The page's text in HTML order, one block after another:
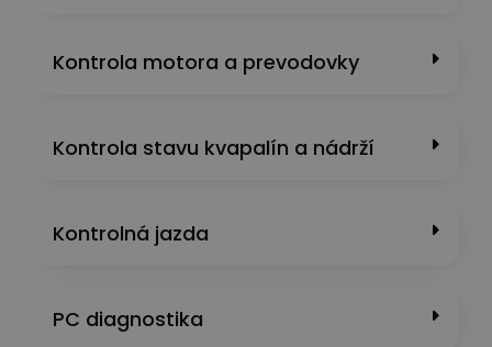
Kontrola motora a prevodovky
Kontrola stavu kvapalín a nádrží
Kontrolná jazda
PC diagnostika